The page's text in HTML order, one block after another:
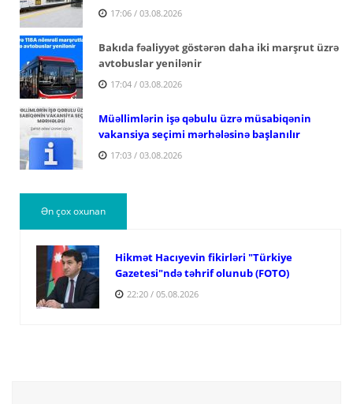
17:06 / 03.08.2026
Bakıda fəaliyyət göstərən daha iki marşrut üzrə
avtobuslar yenilənir
17:04 / 03.08.2026
Müəllimlərin işə qəbulu üzrə müsabiqənin
vakansiya seçimi mərhələsinə başlanılır
17:03 / 03.08.2026
Ən çox oxunan
Hikmət Hacıyevin fikirləri "Türkiye
Gazetesi"ndə təhrif olunub (FOTO)
22:20 / 05.08.2026